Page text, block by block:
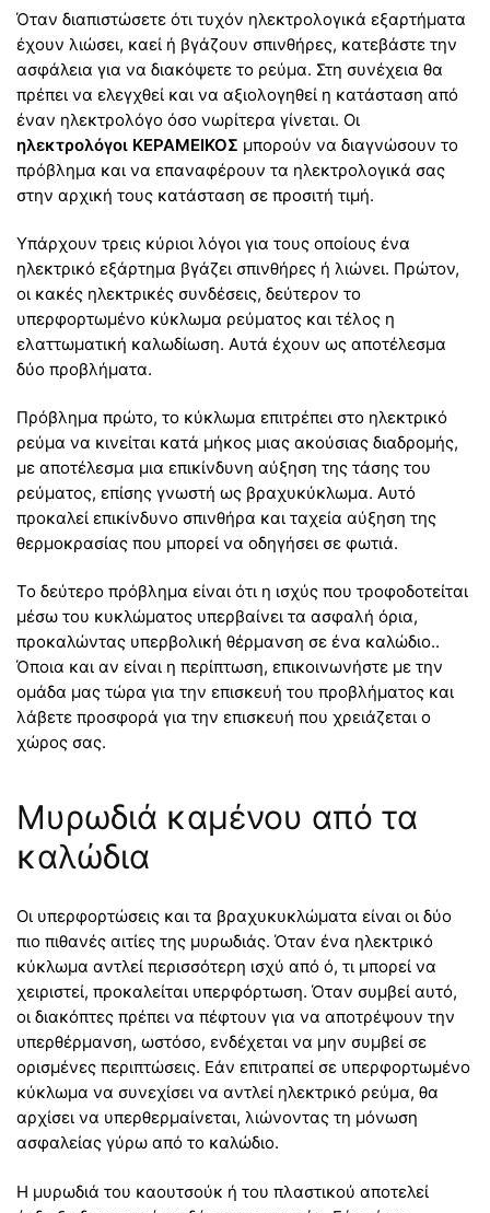
Όταν διαπιστώσετε ότι τυχόν ηλεκτρολογικά εξαρτήματα
έχουν λιώσει, καεί ή βγάζουν σπινθήρες, κατεβάστε την
ασφάλεια για να διακόψετε το ρεύμα. Στη συνέχεια θα
πρέπει να ελεγχθεί και να αξιολογηθεί η κατάσταση από
έναν ηλεκτρολόγο όσο νωρίτερα γίνεται. Οι
ηλεκτρολόγοι ΚΕΡΑΜΕΙΚΟΣ μπορούν να διαγνώσουν το
πρόβλημα και να επαναφέρουν τα ηλεκτρολογικά σας
στην αρχική τους κατάσταση σε προσιτή τιμή.
Υπάρχουν τρεις κύριοι λόγοι για τους οποίους ένα
ηλεκτρικό εξάρτημα βγάζει σπινθήρες ή λιώνει. Πρώτον,
οι κακές ηλεκτρικές συνδέσεις, δεύτερον το
υπερφορτωμένο κύκλωμα ρεύματος και τέλος η
ελαττωματική καλωδίωση. Αυτά έχουν ως αποτέλεσμα
δύο προβλήματα.
Πρόβλημα πρώτο, το κύκλωμα επιτρέπει στο ηλεκτρικό
ρεύμα να κινείται κατά μήκος μιας ακούσιας διαδρομής,
με αποτέλεσμα μια επικίνδυνη αύξηση της τάσης του
ρεύματος, επίσης γνωστή ως βραχυκύκλωμα. Αυτό
προκαλεί επικίνδυνο σπινθήρα και ταχεία αύξηση της
θερμοκρασίας που μπορεί να οδηγήσει σε φωτιά.
Το δεύτερο πρόβλημα είναι ότι η ισχύς που τροφοδοτείται
μέσω του κυκλώματος υπερβαίνει τα ασφαλή όρια,
προκαλώντας υπερβολική θέρμανση σε ένα καλώδιο..
Όποια και αν είναι η περίπτωση, επικοινωνήστε με την
ομάδα μας τώρα για την επισκευή του προβλήματος και
λάβετε προσφορά για την επισκευή που χρειάζεται ο
χώρος σας.
Μυρωδιά καμένου από τα
καλώδια
Οι υπερφορτώσεις και τα βραχυκυκλώματα είναι οι δύο
πιο πιθανές αιτίες της μυρωδιάς. Όταν ένα ηλεκτρικό
κύκλωμα αντλεί περισσότερη ισχύ από ό, τι μπορεί να
χειριστεί, προκαλείται υπερφόρτωση. Όταν συμβεί αυτό,
οι διακόπτες πρέπει να πέφτουν για να αποτρέψουν την
υπερθέρμανση, ωστόσο, ενδέχεται να μην συμβεί σε
ορισμένες περιπτώσεις. Εάν επιτραπεί σε υπερφορτωμένο
κύκλωμα να συνεχίσει να αντλεί ηλεκτρικό ρεύμα, θα
αρχίσει να υπερθερμαίνεται, λιώνοντας τη μόνωση
ασφαλείας γύρω από το καλώδιο.
Η μυρωδιά του καουτσούκ ή του πλαστικού αποτελεί